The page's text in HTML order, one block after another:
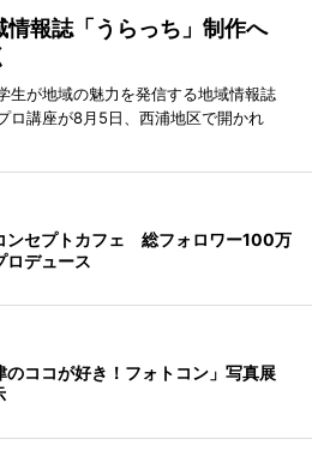
情報誌「うらっち」制作へ
生が地域の魅力を発信する地域情報誌
ロ講座が8月5日、西浦地区で開かれ
ンセプトカフェ 総フォロワー100万
ロデュース
のココが好き！フォトコン」写真展